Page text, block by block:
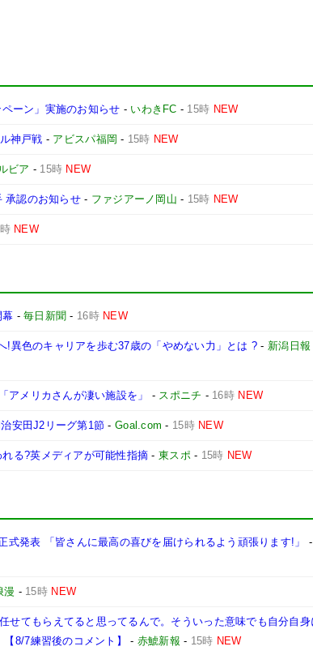
ーン」実施のお知らせ - いわきFC - 15時 NEW
神戸戦 - アビスパ福岡 - 15時 NEW
ビア - 15時 NEW
承認のお知らせ- ファジアーノ岡山 - 15時 NEW
NEW
幕 -毎日新聞 - 16時 NEW
!異色のキャリアを歩む37歳の「やめない力」とは ? - 新潟日報
アメリカさんが凄い施設を」 - スポニチ - 16時 NEW
安田J2リーグ第1節 -Goal.com - 15時 NEW
る?英メディアが可能性指摘 -東スポ- 15時 NEW
発表 「皆さんに最高の喜びを届けられるよう頑張ります!」 -
漫 - 15時 NEW
せてもらえてると思ってるんで。そういった意味でも自分自
8/7練習後のコメント】
- 赤鯱新報 - 15時 NEW